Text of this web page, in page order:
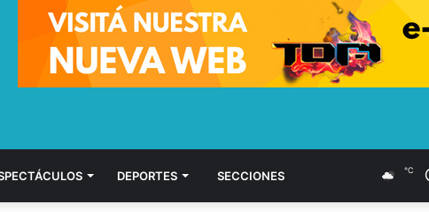
DEPORTES SECCIONES ℃